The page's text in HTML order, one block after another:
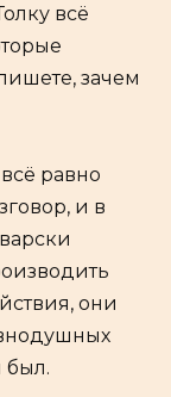
всё
зачем
равно
и в
они
был.